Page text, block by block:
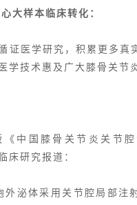
大样本临床转化：
证医学研究，积累更多真
学技术惠及广大膝骨关节
《中国膝骨关节炎关节
床研究报道：
外泌体采用关节腔局部注